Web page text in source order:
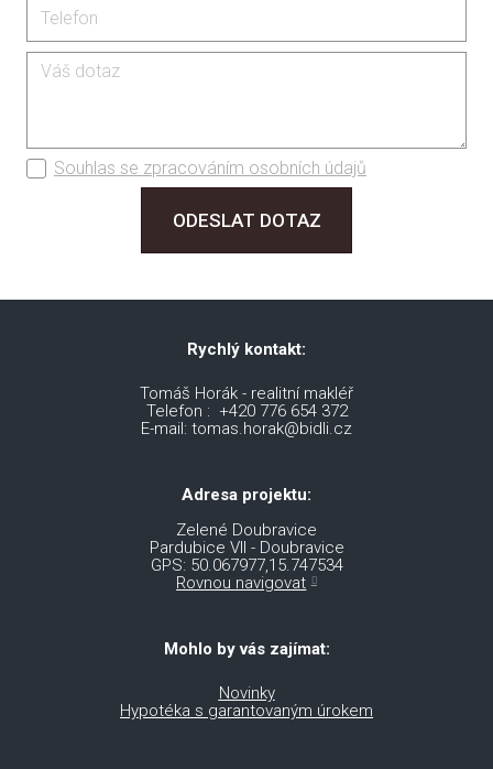
Souhlas se zpracováním osobních údajů
ODESLAT DOTAZ
Rychlý kontakt:
Tomáš Horák - realitní makléř
Telefon : +420 776 654 372
E-mail: tomas.horak@bidli.cz
Adresa projektu:
Zelené Doubravice
Pardubice VII - Doubravice
GPS: 50.067977,15.747534
Rovnou navigovat
Mohlo by vás zajímat:
Novinky
Hypotéka s garantovaným úrokem